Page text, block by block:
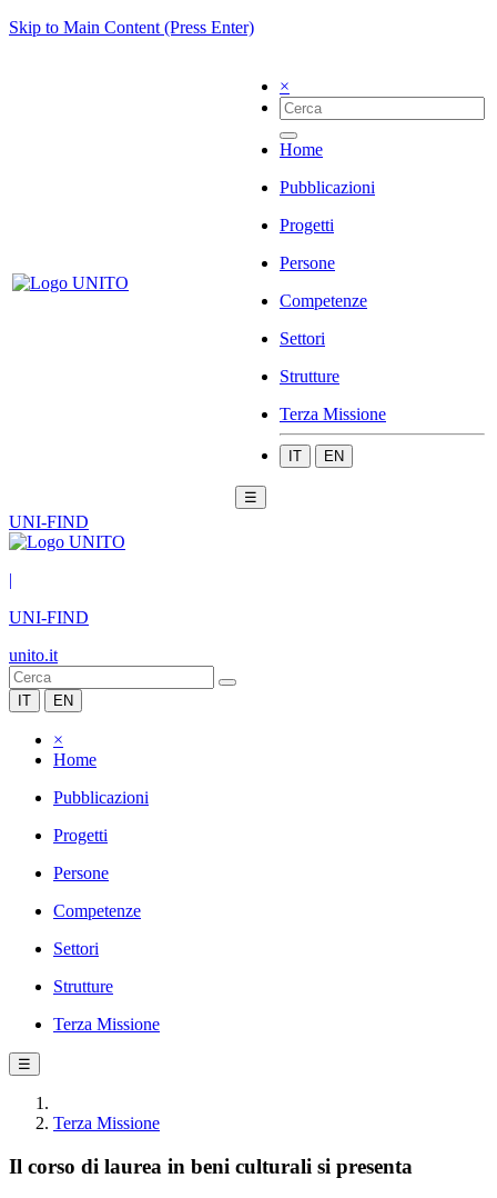
Skip to Main Content (Press Enter)
×
Home
Pubblicazioni
Progetti
Persone
Competenze
Settori
Strutture
Terza Missione
IT EN
☰
UNI-FIND
|
UNI-FIND
unito.it
IT EN
×
Home
Pubblicazioni
Progetti
Persone
Competenze
Settori
Strutture
Terza Missione
☰
Terza Missione
Il corso di laurea in beni culturali si presenta